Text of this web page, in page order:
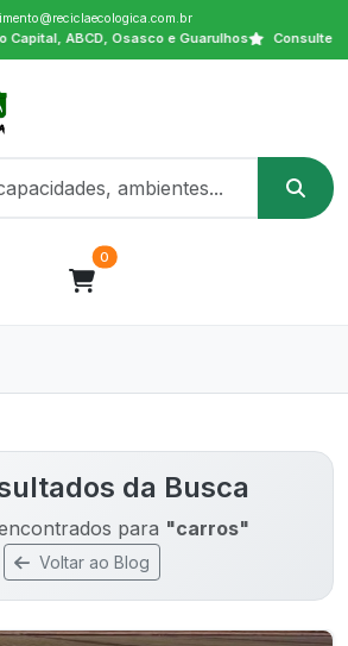
ABCD, Osasco e Guarulhos Consulte outras
0
da Busca
para "carros"
Voltar ao Blog